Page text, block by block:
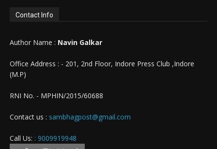
Contact Info
Author Name : Navin Galkar
Office Address : - 201, 2nd Floor, Indore Press Club ,Indore
(M.P)
RNI No. - MPHIN/2015/60688
Contact us : sambhagpost@gmail.com
Call Us: : 9009919948